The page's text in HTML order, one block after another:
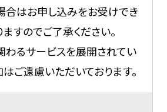
はお申し込みをお受けでき
すのでご了承ください。
るサービスを展開されてい
ご遠慮いただいております。